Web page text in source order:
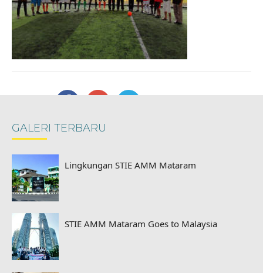
GALERI TERBARU
Lingkungan STIE AMM Mataram
STIE AMM Mataram Goes to Malaysia